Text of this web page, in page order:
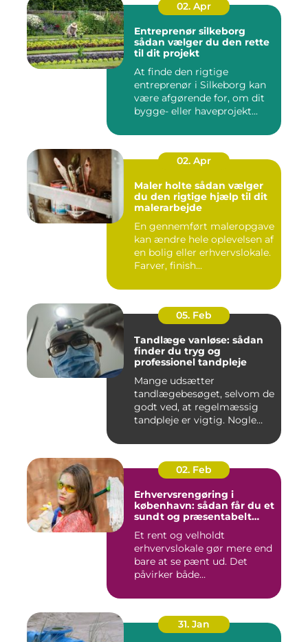
02. Apr
Entreprenør silkeborg
sådan vælger du den rette
til dit projekt
At finde den rigtige
entreprenør i Silkeborg kan
være afgørende for, om dit
bygge- eller haveprojekt...
02. Apr
Maler holte sådan vælger
du den rigtige hjælp til dit
malerarbejde
En gennemført maleropgave
kan ændre hele oplevelsen af
en bolig eller erhvervslokale.
Farver, finish...
05. Feb
Tandlæge vanløse: sådan
finder du tryg og
professionel tandpleje
Mange udsætter
tandlægebesøget, selvom de
godt ved, at regelmæssig
tandpleje er vigtig. Nogle
02. Feb
Erhvervsrengøring i
københavn: sådan får du et
sundt og præsentabelt
Et rent og velholdt
erhvervslokale gør mere end
bare at se pænt ud. Det
påvirker både
31. Jan